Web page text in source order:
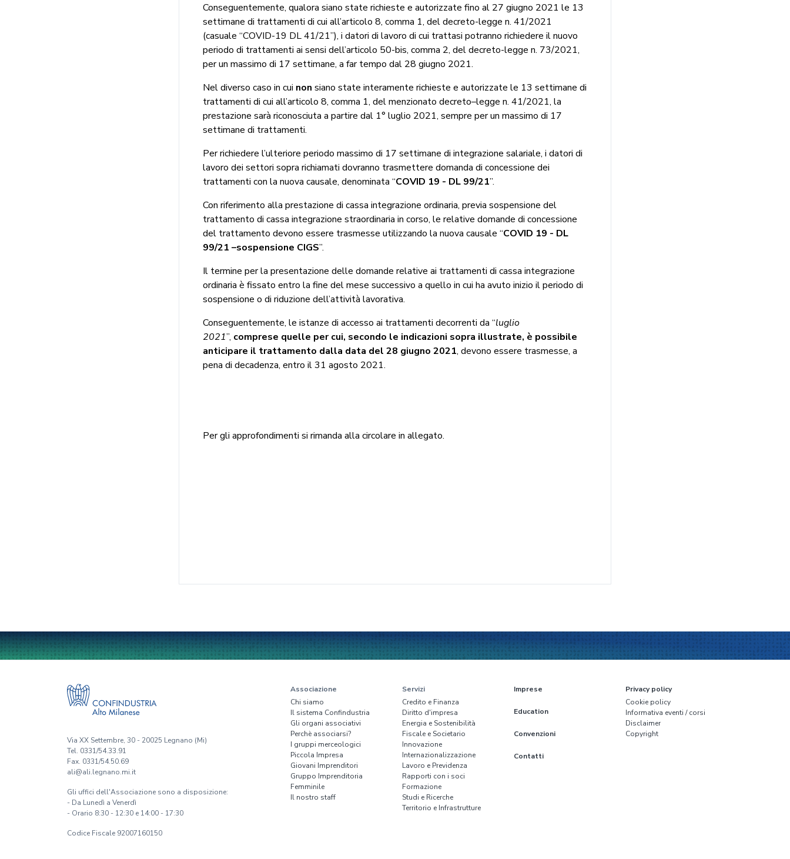
Conseguentemente, qualora siano state richieste e autorizzate fino al 27 giugno 2021 le 13
settimane di trattamenti di cui all’articolo 8, comma 1, del decreto-legge n. 41/2021
(casuale “COVID-19 DL 41/21”), i datori di lavoro di cui trattasi potranno richiedere il nuovo
periodo di trattamenti ai sensi dell’articolo 50-bis, comma 2, del decreto-legge n. 73/2021,
per un massimo di 17 settimane, a far tempo dal 28 giugno 2021.
Nel diverso caso in cui non siano state interamente richieste e autorizzate le 13 settimane di
trattamenti di cui all’articolo 8, comma 1, del menzionato decreto–legge n. 41/2021, la
prestazione sarà riconosciuta a partire dal 1° luglio 2021, sempre per un massimo di 17
settimane di trattamenti.
Per richiedere l’ulteriore periodo massimo di 17 settimane di integrazione salariale, i datori di
lavoro dei settori sopra richiamati dovranno trasmettere domanda di concessione dei
trattamenti con la nuova causale, denominata “COVID 19 - DL 99/21”.
Con riferimento alla prestazione di cassa integrazione ordinaria, previa sospensione del
trattamento di cassa integrazione straordinaria in corso, le relative domande di concessione
del trattamento devono essere trasmesse utilizzando la nuova causale “COVID 19 - DL
99/21 –sospensione CIGS”.
Il termine per la presentazione delle domande relative ai trattamenti di cassa integrazione
ordinaria è fissato entro la fine del mese successivo a quello in cui ha avuto inizio il periodo di
sospensione o di riduzione dell’attività lavorativa.
Conseguentemente, le istanze di accesso ai trattamenti decorrenti da “luglio
2021”, comprese quelle per cui, secondo le indicazioni sopra illustrate, è possibile
anticipare il trattamento dalla data del 28 giugno 2021, devono essere trasmesse, a
pena di decadenza, entro il 31 agosto 2021.
Per gli approfondimenti si rimanda alla circolare in allegato.
Via XX Settembre, 30 - 20025 Legnano (Mi)
Tel. 0331/54.33.91
Fax. 0331/54.50.69
ali@ali.legnano.mi.it
Gli uffici dell'Associazione sono a disposizione:
- Da Lunedì a Venerdì
- Orario 8:30 - 12:30 e 14:00 - 17:30
Codice Fiscale 92007160150
Associazione
Chi siamo
Il sistema Confindustria
Gli organi associativi
Perchè associarsi?
I gruppi merceologici
Piccola Impresa
Giovani Imprenditori
Gruppo Imprenditoria
Femminile
Il nostro staff
Servizi
Credito e Finanza
Diritto d'impresa
Energia e Sostenibilità
Fiscale e Societario
Innovazione
Internazionalizzazione
Lavoro e Previdenza
Rapporti con i soci
Formazione
Studi e Ricerche
Territorio e Infrastrutture
Imprese
Education
Convenzioni
Contatti
Privacy policy
Cookie policy
Informativa eventi / corsi
Disclaimer
Copyright